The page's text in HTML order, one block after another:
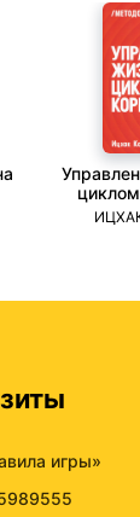
игры»